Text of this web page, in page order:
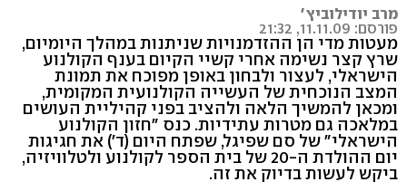
מרב יודילוביץ'
פורסם: 11.11.09, 21:32
מעטות מדי הן ההזדמנויות שניתנות במהלך היומיום,
שרץ קצר נשימה אחרי קשיי הקיום בענף הקולנוע
הישראלי, לעצור ולבחון באופן מפוכח את תמונת
המצב הנוכחית של העשייה הקולנועית המקומית,
ומכאן להמשיך הלאה ולהציב בפני קהיליית העושים
במלאכה גם מטרות עתידיות. כנס "חזון הקולנוע
הישראלי" של סם שפיגל, שפתח היום (ד') את חגיגות
יום ההולדת ה-20 של בית הספר לקולנוע ולטלוויזיה,
ביקש לעשות בדיוק את זה.